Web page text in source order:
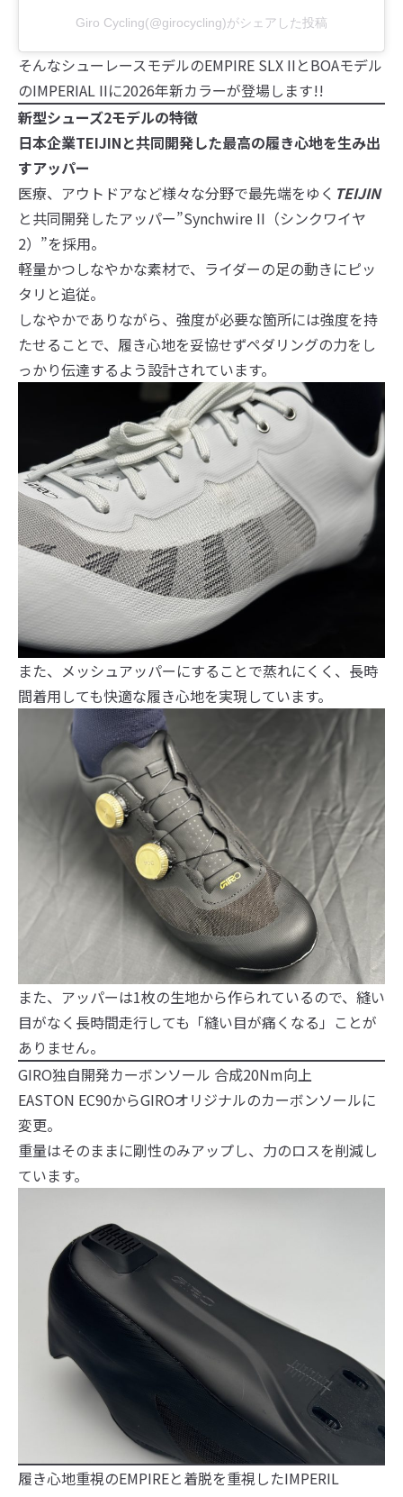
Giro Cycling(@girocycling)がシェアした投稿
そんなシューレースモデルのEMPIRE SLX IIとBOAモデル
のIMPERIAL IIに2026年新カラーが登場します!!
新型シューズ2モデルの特徴
日本企業TEIJINと共同開発した最高の履き心地を生み出
すアッパー
医療、アウトドアなど様々な分野で最先端をゆく TEIJIN
と共同開発したアッパー”Synchwire II（シンクワイヤ
2）”を採用。
軽量かつしなやかな素材で、ライダーの足の動きにピッ
タリと追従。
しなやかでありながら、強度が必要な箇所には強度を持
たせることで、履き心地を妥協せずペダリングの力をし
っかり伝達するよう設計されています。
また、メッシュアッパーにすることで蒸れにくく、長時
間着用しても快適な履き心地を実現しています。
また、アッパーは1枚の生地から作られているので、縫い
目がなく長時間走行しても「縫い目が痛くなる」ことが
ありません。
GIRO独自開発カーボンソール 合成20Nm向上
EASTON EC90からGIROオリジナルのカーボンソールに
変更。
重量はそのままに剛性のみアップし、力のロスを削減し
ています。
履き心地重視のEMPIREと着脱を重視したIMPERIL